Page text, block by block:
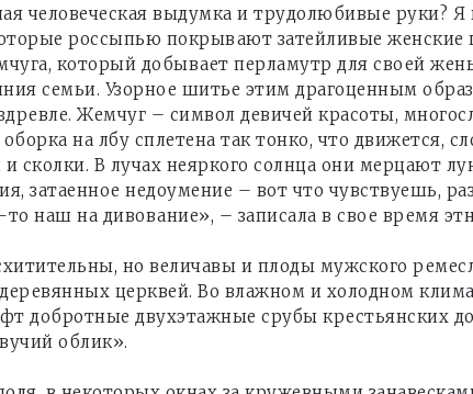
человеческая выдумка и трудолюбивые руки?
россыпью покрывают затейливые женские
который добывает перламутр для своей
семьи. Узорное шитье этим драгоценным
Жемчуг – символ девичей красоты,
на лбу сплетена так тонко, что движется,
сколки. В лучах неяркого солнца они мерцают
затаенное недоумение – вот что чувствуешь,
наш на дивование», – записала в свое время
но величавы и плоды мужского
церквей. Во влажном и холодном
добротные двухэтажные срубы крестьянских
облик».